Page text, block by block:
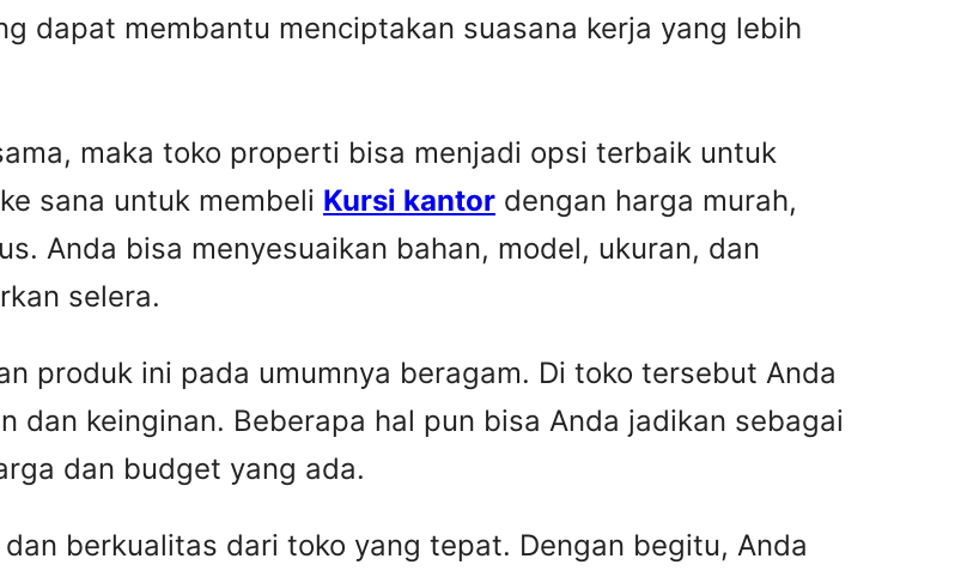
dapat membantu menciptakan suasana kerja yang lebih
maka toko properti bisa menjadi opsi terbaik untuk
sana untuk membeli Kursi kantor dengan harga murah,
Anda bisa menyesuaikan bahan, model, ukuran, dan
selera.
produk ini pada umumnya beragam. Di toko tersebut Anda
dan keinginan. Beberapa hal pun bisa Anda jadikan sebagai
dan budget yang ada.
dan berkualitas dari toko yang tepat. Dengan begitu, Anda